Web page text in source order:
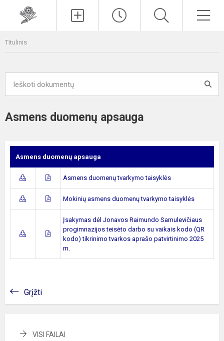
Titulinis
Asmens duomenų apsauga
Asmens duomenų apsauga
Asmens duomenų tvarkymo taisyklės
Mokinių asmens duomenų tvarkymo taisyklės
Įsakymas dėl Jonavos Raimundo Samulevičiaus
progimnazijos teisėto darbo su vaikais kodo (QR
kodo) tikrinimo tvarkos aprašo patvirtinimo 2025
m.
Grįžti
VISI FAILAI